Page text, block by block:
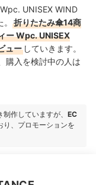
UNISEX WIND
折りたたみ傘14商
ー Wpc. UNISEX
ュー していきます。
購入を検討中の人は
作していますが、 EC
り、プロモーションを